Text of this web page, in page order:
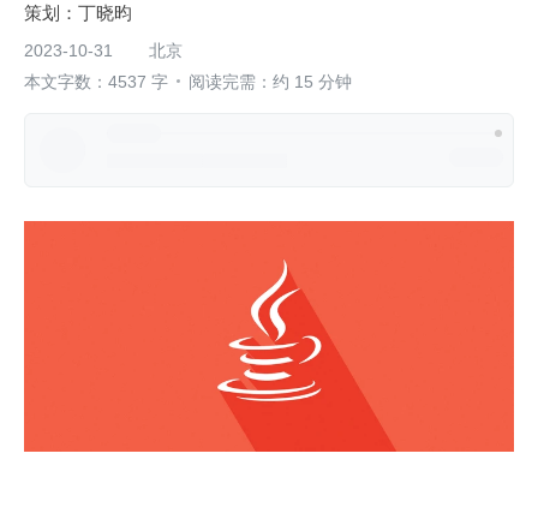
丁晓昀
2023-10-31
北京
本文字数：4537 字
阅读完需：约 15 分钟